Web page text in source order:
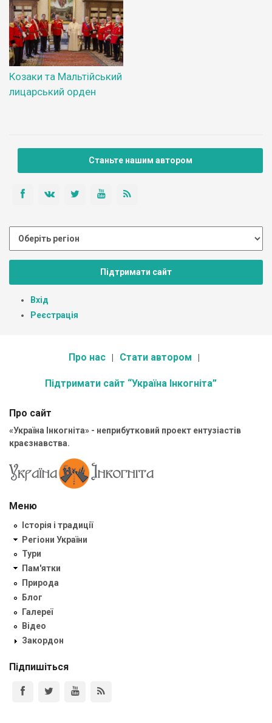
Козаки та Мальтійський
лицарський орден
Станьте нашим автором
Підтримати сайт
Вхід
Реєстрація
Про нас Стати автором
Підтримати сайт “Україна Інкогніта”
Про сайт
«Україна Інкогніта» - неприбутковий проект ентузіастів
краєзнавства.
Меню
Історія і традиції
Регіони України
Тури
Пам'ятки
Природа
Блог
Галереї
Відео
Закордон
Підпишіться